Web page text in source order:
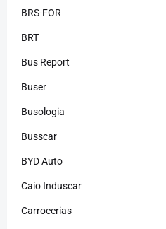
BRS-FOR
BRT
Bus Report
Buser
Busologia
Busscar
BYD Auto
Caio Induscar
Carrocerias